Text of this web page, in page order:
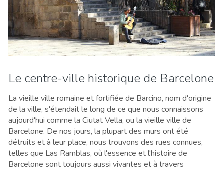
Le centre-ville historique de Barcelone
La vieille ville romaine et fortifiée de Barcino, nom d'origine
de la ville, s'étendait le long de ce que nous connaissons
aujourd'hui comme la Ciutat Vella, ou la vieille ville de
Barcelone. De nos jours, la plupart des murs ont été
détruits et à leur place, nous trouvons des rues connues,
telles que Las Ramblas, où l'essence et l'histoire de
Barcelone sont toujours aussi vivantes et à travers